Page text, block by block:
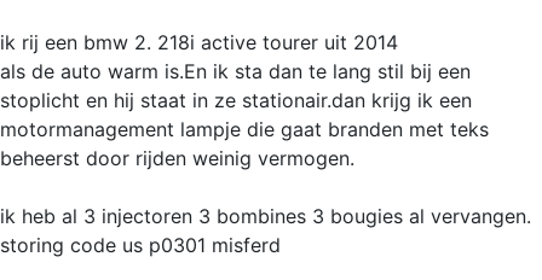
ik rij een bmw 2. 218i active tourer uit 2014
als de auto warm is.En ik sta dan te lang stil bij een
stoplicht en hij staat in ze stationair.dan krijg ik een
motormanagement lampje die gaat branden met teks
beheerst door rijden weinig vermogen.
ik heb al 3 injectoren 3 bombines 3 bougies al vervangen.
storing code us p0301 misferd